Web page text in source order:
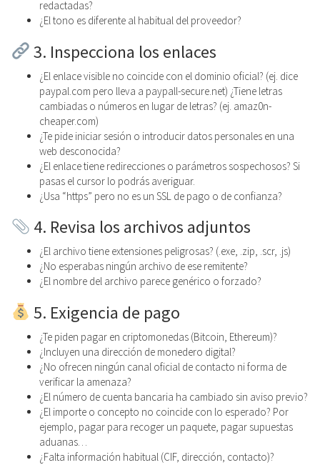
redactadas?
¿El tono es diferente al habitual del proveedor?
3. Inspecciona los enlaces
¿El enlace visible no coincide con el dominio oficial? (ej. dice
paypal.com pero lleva a paypall-secure.net) ¿Tiene letras
cambiadas o números en lugar de letras? (ej. amaz0n-
cheaper.com)
¿Te pide iniciar sesión o introducir datos personales en una
web desconocida?
¿El enlace tiene redirecciones o parámetros sospechosos? Si
pasas el cursor lo podrás averiguar.
¿Usa “https” pero no es un SSL de pago o de confianza?
4. Revisa los archivos adjuntos
¿El archivo tiene extensiones peligrosas? (.exe, .zip, .scr, .js)
¿No esperabas ningún archivo de ese remitente?
¿El nombre del archivo parece genérico o forzado?
5. Exigencia de pago
¿Te piden pagar en criptomonedas (Bitcoin, Ethereum)?
¿Incluyen una dirección de monedero digital?
¿No ofrecen ningún canal oficial de contacto ni forma de
verificar la amenaza?
¿El número de cuenta bancaria ha cambiado sin aviso previo?
¿El importe o concepto no coincide con lo esperado? Por
ejemplo, pagar para recoger un paquete, pagar supuestas
aduanas…
¿Falta información habitual (CIF, dirección, contacto)?